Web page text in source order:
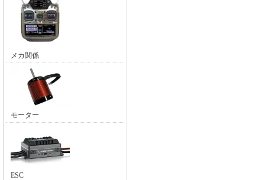
メカ関係
モーター
ESC